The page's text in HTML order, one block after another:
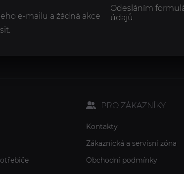
e-mailu a žádná akce
Odesláním
údajů.
PRO ZÁKAZNÍKY
Kontakty
Zákaznická a servisní zóna
Obchodní podmínky